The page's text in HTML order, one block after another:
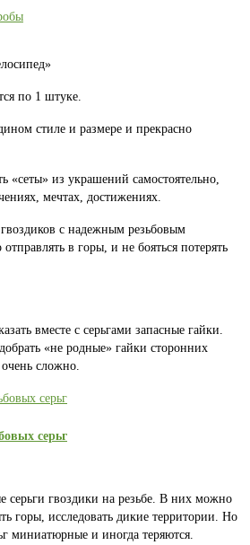
по 1 штуке.
стиле и размере и прекрасно
«сеты» из украшений самостоятельно,
мечтах, достижениях.
с надежным резьбовым
в горы, и не бояться потерять
вместе с серьгами запасные гайки.
«не родные» гайки сторонних
сложно.
серьг
серьги гвоздики на резьбе. В них можно
горы, исследовать дикие территории. Но
миниатюрные и иногда теряются.